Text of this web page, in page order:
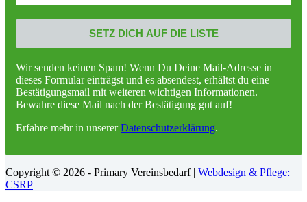
Wir senden keinen Spam! Wenn Du Deine Mail-Adresse in
dieses Formular einträgst und es absendest, erhältst du eine
Bestätigungsmail mit weiteren wichtigen Informationen.
Bewahre diese Mail nach der Bestätigung gut auf!
Erfahre mehr in unsererDatenschutzerklärung.
Copyright © 2026 - Primary Vereinsbedarf | Webdesign & Pflege:
CSRP